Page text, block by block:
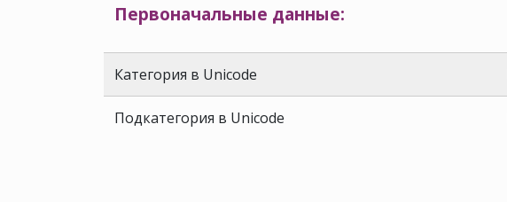
Первоначальные данные:
Категория в Unicode
Подкатегория в Unicode